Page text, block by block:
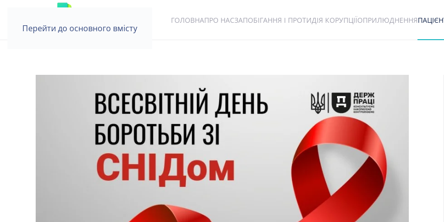
Перейти до основного вмісту
ГОЛОВНАПРО НАСЗАПОБІГАННЯ І ПРОТИДІЯ КОРУПЦІЇОПРИЛЮДНЕННЯ